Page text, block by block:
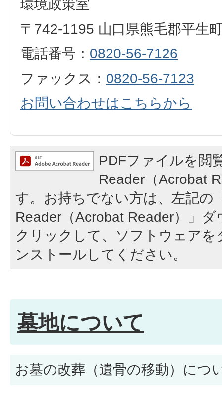
環境政策室
〒742-1195 山口県熊毛郡平生
電話番号： 0820-56-7126
ファックス： 0820-56-7123
お問い合わせはこちらから
PDFファイルを閲
Reader（Acrobat
す。お持ちでない方は、左記の
Reader（Acrobat Reader）」
クリックして、ソフトウェア
ンストールしてください。
墓地について
お墓の改葬（遺骨の移動）につ